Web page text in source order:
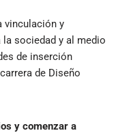
vinculación y
sociedad y al medio
de inserción
de Diseño
y comenzar a